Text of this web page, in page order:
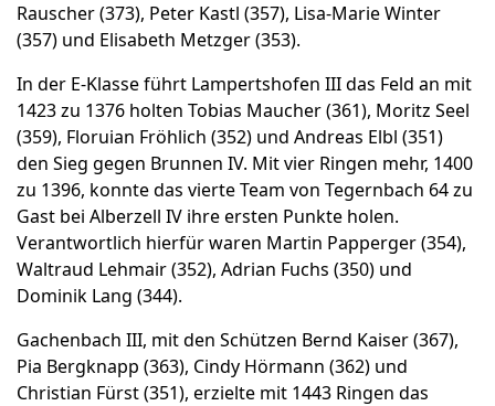
Rauscher (373), Peter Kastl (357), Lisa-Marie Winter
(357) und Elisabeth Metzger (353).
In der E-Klasse führt Lampertshofen III das Feld an mit
1423 zu 1376 holten Tobias Maucher (361), Moritz Seel
(359), Floruian Fröhlich (352) und Andreas Elbl (351)
den Sieg gegen Brunnen IV. Mit vier Ringen mehr, 1400
zu 1396, konnte das vierte Team von Tegernbach 64 zu
Gast bei Alberzell IV ihre ersten Punkte holen.
Verantwortlich hierfür waren Martin Papperger (354),
Waltraud Lehmair (352), Adrian Fuchs (350) und
Dominik Lang (344).
Gachenbach III, mit den Schützen Bernd Kaiser (367),
Pia Bergknapp (363), Cindy Hörmann (362) und
Christian Fürst (351), erzielte mit 1443 Ringen das